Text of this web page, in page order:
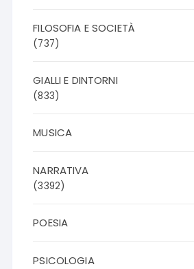
FILOSOFIA E SOCIETÀ
(737)
GIALLI E DINTORNI
(833)
MUSICA
NARRATIVA
(3392)
POESIA
PSICOLOGIA